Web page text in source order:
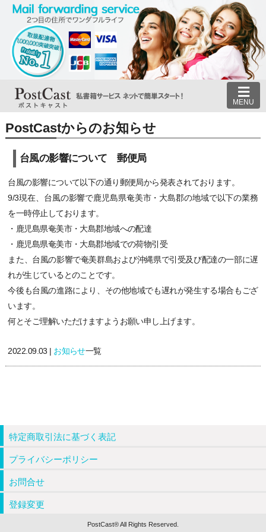
MENU
PostCastからのお知らせ
台風の影響について 郵便局
台風の影響について以下の通り郵便局から発表されております。
9/3現在、台風の影響で鹿児島県奄美市・大島郡の地域で以下の業務
を一時停止しております。
・鹿児島県奄美市・大島郡地域への配達
・鹿児島県奄美市・大島郡地域での荷物引受
また、台風の影響で奄美群島および沖縄県で引受及び配達の一部に遅
れが生じているとのことです。
今後も台風の進路により、その他地域でも遅れが発生する場合もござ
います。
何とそご理解いただけますようお願い申し上げます。
2022.09.03 | お知らせ一覧
特定商取引法に基づく表記
プライバシーポリシー
お問合せ
登録変更
PostCast® All Rights Reserved.